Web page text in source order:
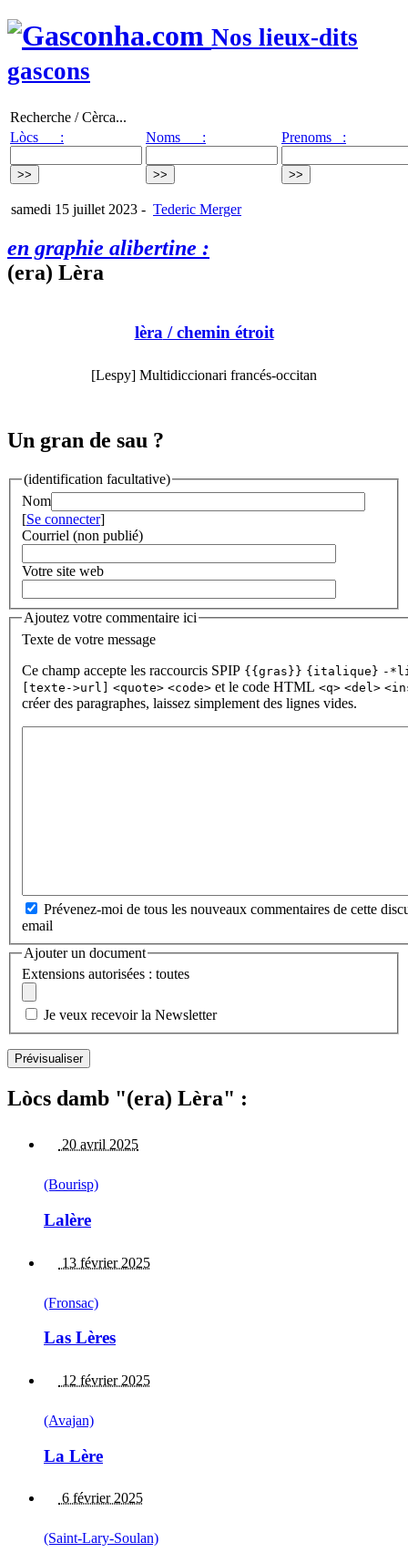
Nos lieux-dits
gascons
Recherche / Cèrca...
Lòcs :
Noms : Prenoms :
samedi 15 juillet 2023 - Tederic Merger
en graphie alibertine :
(era) Lèra
lèra/ chemin étroit
[Lespy] Multidiccionari francés-occitan
Un gran de sau ?
(identification facultative)
Nom
[Se connecter]
Courriel (non publié)
Votre site web
Ajoutez votre commentaire ici
Texte de votre message
Ce champ accepte les raccourcis SPIP {{gras}} {italique} -
[texte->url] <quote> <code> et le code HTML <q> <del>
créer des paragraphes, laissez simplement des lignes vides.
Prévenez-moi de tous les nouveaux commentaires de cette
email
Ajouter un document
Extensions autorisées : toutes
Je veux recevoir la Newsletter
Lòcs damb "(era) Lèra" :
20 avril 2025
(Bourisp)
Lalère
13 février 2025
(Fronsac)
Las Lères
12 février 2025
(Avajan)
La Lère
6 février 2025
(Saint-Lary-Soulan)